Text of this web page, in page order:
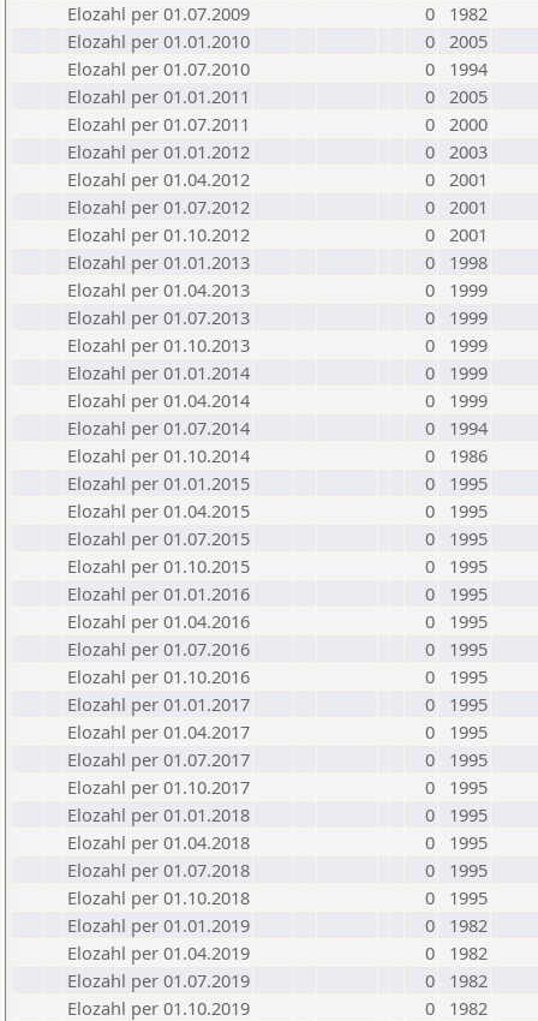
Elozahl per 01.07.2009
0
1982
Elozahl per 01.01.2010
0 2005
Elozahl per 01.07.2010
0
1994
Elozahl per 01.01.2011
0 2005
Elozahl per 01.07.2011
0 2000
Elozahl per 01.01.2012
0 2003
Elozahl per 01.04.2012
0 2001
Elozahl per 01.07.2012
0 2001
Elozahl per 01.10.2012
0 2001
Elozahl per 01.01.2013
0
1998
Elozahl per 01.04.2013
0
1999
Elozahl per 01.07.2013
0
1999
Elozahl per 01.10.2013
0
1999
Elozahl per 01.01.2014
0
1999
Elozahl per 01.04.2014
0
1999
Elozahl per 01.07.2014
0
1994
Elozahl per 01.10.2014
0
1986
Elozahl per 01.01.2015
0
1995
Elozahl per 01.04.2015
0
1995
Elozahl per 01.07.2015
0
1995
Elozahl per 01.10.2015
0
1995
Elozahl per 01.01.2016
0
1995
Elozahl per 01.04.2016
0
1995
Elozahl per 01.07.2016
0
1995
Elozahl per 01.10.2016
0
1995
Elozahl per 01.01.2017
0
1995
Elozahl per 01.04.2017
0
1995
Elozahl per 01.07.2017
0
1995
Elozahl per 01.10.2017
0
1995
Elozahl per 01.01.2018
0
1995
Elozahl per 01.04.2018
0
1995
Elozahl per 01.07.2018
0
1995
Elozahl per 01.10.2018
0
1995
Elozahl per 01.01.2019
0
1982
Elozahl per 01.04.2019
0
1982
Elozahl per 01.07.2019
0
1982
Elozahl per 01.10.2019
0
1982